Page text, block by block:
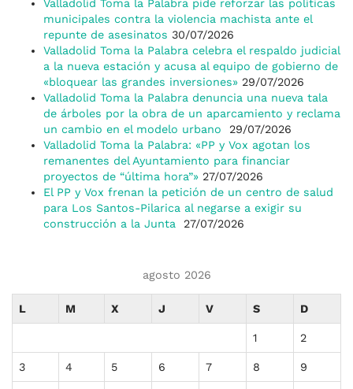
Valladolid Toma la Palabra pide reforzar las políticas
municipales contra la violencia machista ante el
repunte de asesinatos 30/07/2026
Valladolid Toma la Palabra celebra el respaldo judicial
a la nueva estación y acusa al equipo de gobierno de
«bloquear las grandes inversiones» 29/07/2026
Valladolid Toma la Palabra denuncia una nueva tala
de árboles por la obra de un aparcamiento y reclama
un cambio en el modelo urbano
29/07/2026
Valladolid Toma la Palabra: «PP y Vox agotan los
remanentes del Ayuntamiento para financiar
proyectos de “última hora”» 27/07/2026
El PP y Vox frenan la petición de un centro de salud
para Los Santos-Pilarica al negarse a exigir su
construcción a la Junta
27/07/2026
agosto 2026
L M X J V S D
1 2
3 4 5 6 7 8 9